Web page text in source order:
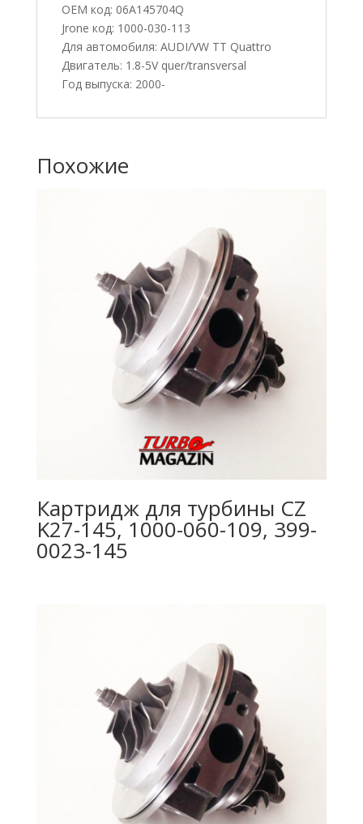
OEM код: 06A145704Q
Jrone код: 1000-030-113
Для автомобиля: AUDI/VW TT Quattro
Двигатель: 1.8-5V quer/transversal
Год выпуска: 2000-
Похожие
Картридж для турбины CZ
K27-145, 1000-060-109, 399-
0023-145